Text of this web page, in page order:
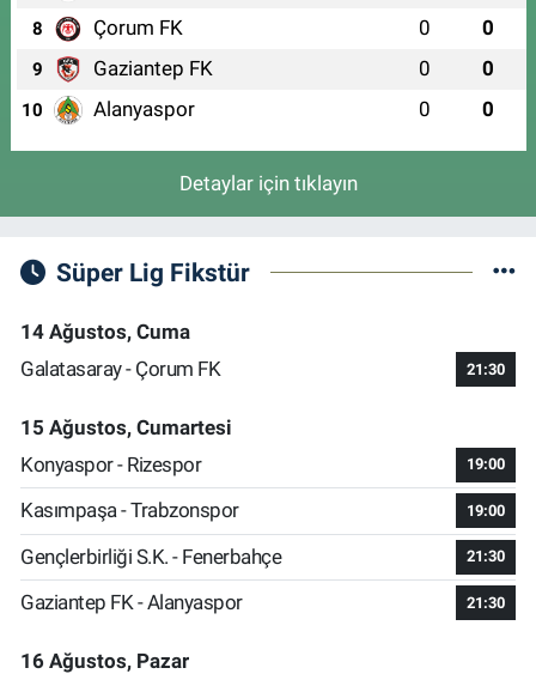
8 Çorum FK 0 0
9 Gaziantep FK 0 0
10 Alanyaspor 0 0
Detaylar için tıklayın
Süper Lig Fikstür
14 Ağustos, Cuma
Galatasaray - Çorum FK
21:30
15 Ağustos, Cumartesi
Konyaspor - Rizespor
19:00
Kasımpaşa - Trabzonspor 19:00
Gençlerbirliği S.K. - Fenerbahçe 21:30
Gaziantep FK - Alanyaspor 21:30
16 Ağustos, Pazar